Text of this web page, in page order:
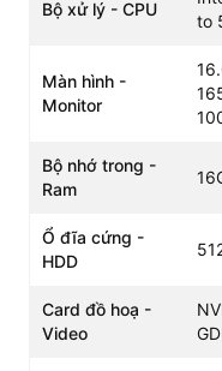
Ngoài ra,Lenovo
13700HX
được nhà
trí và làm việc.
năng thao tác
chơi các tựa game
mức cài đặt medium
Thiết kế hiện đại
Lenovo Legion 5
Bộ xử lý - CPU
to
Màn hình -
Monitor
Bộ nhớ trong -
Ram
Ổ đĩa cứng -
HDD
Card đồ hoạ -
Video